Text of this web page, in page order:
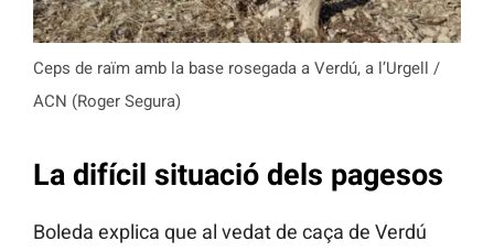
Ceps de raïm amb la base rosegada a Verdú, a l’Urgell /
ACN (Roger Segura)
La difícil situació dels pagesos
Boleda explica que al vedat de caça de Verdú